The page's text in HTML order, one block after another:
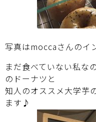
写真はmoccaさんのイ
まだ食べていない私な
のドーナツと
知人のオススメ大学芋
ます♪